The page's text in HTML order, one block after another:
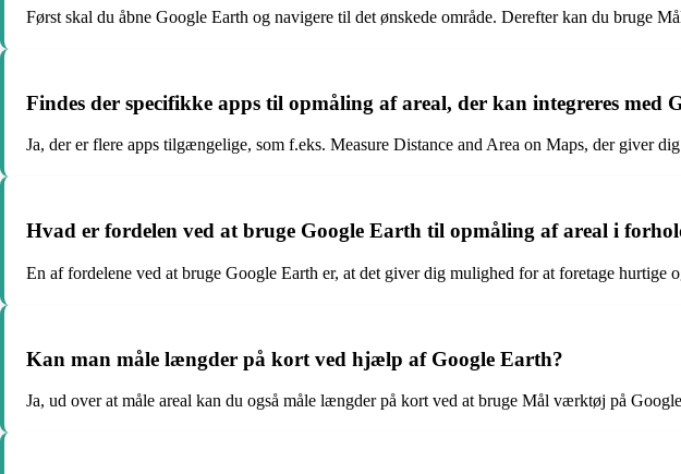
Først skal du åbne Google Earth og navigere til det ønskede område. Derefter kan du bruge
Findes der specifikke apps til opmåling af areal, der kan integreres med
Ja, der er flere apps tilgængelige, som f.eks. Measure Distance and Area on Maps, der giver
Hvad er fordelen ved at bruge Google Earth til opmåling af areal i
En af fordelene ved at bruge Google Earth er, at det giver dig mulighed for at foretage
Kan man måle længder på kort ved hjælp af Google Earth?
Ja, ud over at måle areal kan du også måle længder på kort ved at bruge Mål værktøj på